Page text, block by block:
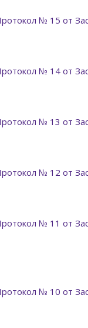
№ 15 от
№ 14 от
№ 13 от
№ 12 от
№ 11 от
№ 10 от